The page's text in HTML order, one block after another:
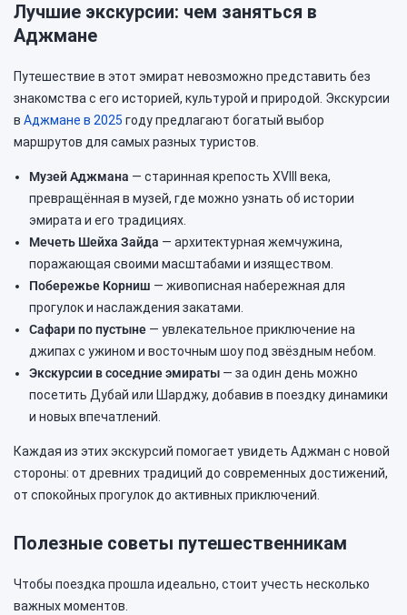
Лучшие экскурсии: чем заняться в
Аджмане
Путешествие в этот эмират невозможно представить без
знакомства с его историей, культурой и природой. Экскурсии
в Аджмане в 2025 году предлагают богатый выбор
маршрутов для самых разных туристов.
Музей Аджмана — старинная крепость XVIII века,
превращённая в музей, где можно узнать об истории
эмирата и его традициях.
Мечеть Шейха Зайда — архитектурная жемчужина,
поражающая своими масштабами и изяществом.
Побережье Корниш — живописная набережная для
прогулок и наслаждения закатами.
Сафари по пустыне— увлекательное приключение на
джипах с ужином и восточным шоу под звёздным небом.
Экскурсии в соседние эмираты— за один день можно
посетить Дубай или Шарджу, добавив в поездку динамики
и новых впечатлений.
Каждая из этих экскурсий помогает увидеть Аджман с новой
стороны: от древних традиций до современных достижений,
от спокойных прогулок до активных приключений.
Полезные советы путешественникам
Чтобы поездка прошла идеально, стоит учесть несколько
важных моментов.